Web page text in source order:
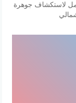
لاستكشاف جوهرة